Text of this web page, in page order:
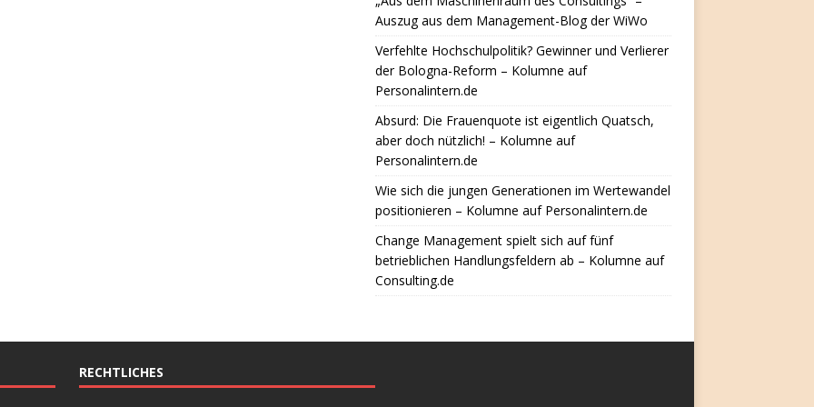
Auszug aus dem Management-Blog der WiWo
Verfehlte Hochschulpolitik? Gewinner und Verlierer
der Bologna-Reform – Kolumne auf
Personalintern.de
Absurd: Die Frauenquote ist eigentlich Quatsch,
aber doch nützlich! – Kolumne auf
Personalintern.de
Wie sich die jungen Generationen im Wertewandel
positionieren – Kolumne auf Personalintern.de
Change Management spielt sich auf fünf
betrieblichen Handlungsfeldern ab – Kolumne auf
Consulting.de
RECHTLICHES